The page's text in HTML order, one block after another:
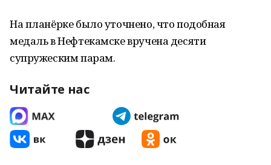
На планёрке было уточнено, что подобная
медаль в Нефтекамске вручена десяти
супружеским парам.
Читайте нас